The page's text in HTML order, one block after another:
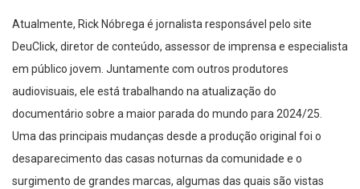
Atualmente, Rick Nóbrega é jornalista responsável pelo site
DeuClick, diretor de conteúdo, assessor de imprensa e especialista
em público jovem. Juntamente com outros produtores
audiovisuais, ele está trabalhando na atualização do
documentário sobre a maior parada do mundo para 2024/25.
Uma das principais mudanças desde a produção original foi o
desaparecimento das casas noturnas da comunidade e o
surgimento de grandes marcas, algumas das quais são vistas